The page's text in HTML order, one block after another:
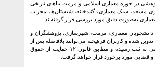
در حوزه معماری اسلامی و مرمت بناهای تاریخی
مسجد، سبک معماری، گنبدخانه، شبستان‌ها، محراب
به‌صورت دقیق مورد بررسی قرار گرفته‌اند.
دانشجویان معماری، مرمت، شهرسازی، پژوهشگران و
تدوین شده و کاربران فرهیخته می‌توانند بلافاصله پس از
پرداخت، فایل ارزشمند و حرفه‌ای را دانلود نمایند. همچنین این اثر در سامانه وزارت فرهنگ و ارشاد اسلامی به ثبت رسیده و مطابق قانون ۱۲ حمایت از حقوق
و قضایی مورد برخورد قرار خواهد گرفت.